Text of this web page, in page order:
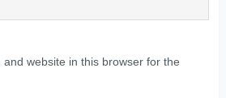
website in this browser for the